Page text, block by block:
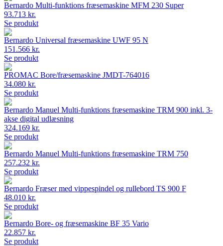
Bernardo Multi-funktions fræsemaskine MFM 230 Super
93.713 kr.
Se produkt
Bernardo Universal fræsemaskine UWF 95 N
151.566 kr.
Se produkt
PROMAC Bore/fræsemaskine JMDT-764016
34.080 kr.
Se produkt
Bernardo Manuel Multi-funktions fræsemaskine TRM 900 inkl. 3-
akse digital udlæsning
324.169 kr.
Se produkt
Bernardo Manuel Multi-funktions fræsemaskine TRM 750
257.232 kr.
Se produkt
Bernardo Fræser med vippespindel og rullebord TS 900 F
48.010 kr.
Se produkt
Bernardo Bore- og fræsemaskine BF 35 Vario
22.857 kr.
Se produkt